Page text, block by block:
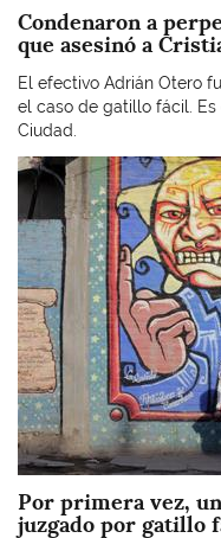
Condenaron a
que asesinó a
El efectivo Adrián Otero
el caso de gatillo fácil.
Ciudad.
Imagen
Por primera vez,
juzgado por gatillo